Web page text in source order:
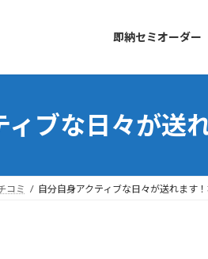
即納セミオーダー
ィブな日々が送
コミ 自分自身アクティブな日々が送れます